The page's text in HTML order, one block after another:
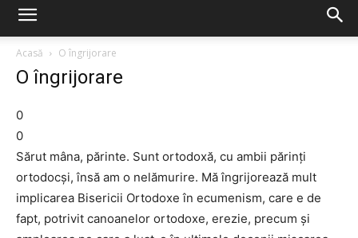
Acasă
O îngrijorare
O îngrijorare
0
0
Sărut mâna, părinte. Sunt ortodoxă, cu ambii părinți
ortodocși, însă am o nelămurire. Mă îngrijorează mult
implicarea Bisericii Ortodoxe în ecumenism, care e de
fapt, potrivit canoanelor ortodoxe, erezie, precum și